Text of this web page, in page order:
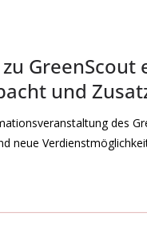
GreenScout
und
des
neue